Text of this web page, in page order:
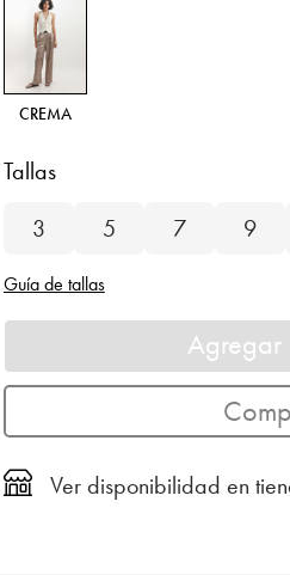
CREMA
Tallas
3
5 7 9
Guía de tallas
Agregar
Ver disponibilidad en